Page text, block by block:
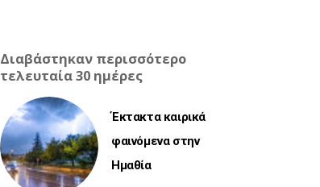
Διαβάστηκαν περισσότερο
τελευταία 30 ημέρες
Έκτακτα καιρικά
φαινόμενα στην
Ημαθία